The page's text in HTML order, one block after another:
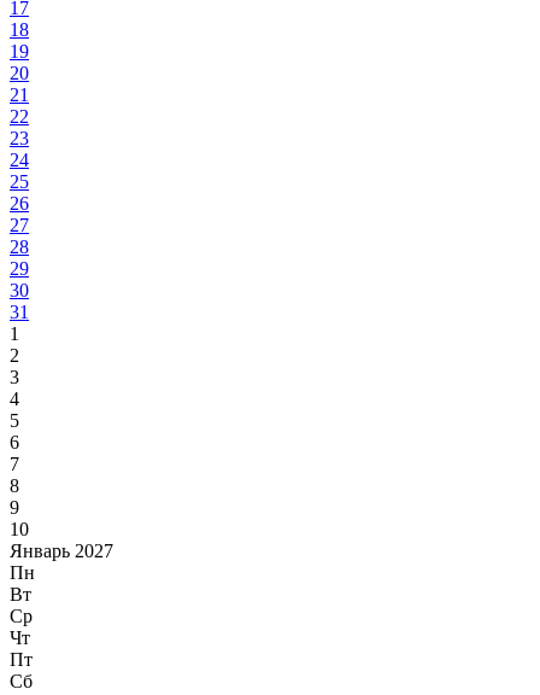
17
18
19
20
21
22
23
24
25
26
27
28
29
30
31
1
2
3
4
5
6
7
8
9
10
Январь 2027
Пн
Вт
Ср
Чт
Пт
Сб